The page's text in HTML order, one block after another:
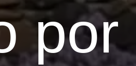
por